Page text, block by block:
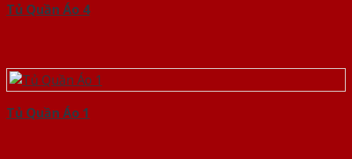
Tủ Quần Áo 4
Tủ Quần Áo 1